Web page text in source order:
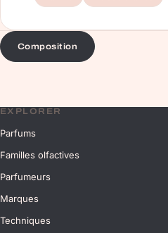
Composition
EXPLORER
Parfums
Familles olfactives
Parfumeurs
Marques
Techniques